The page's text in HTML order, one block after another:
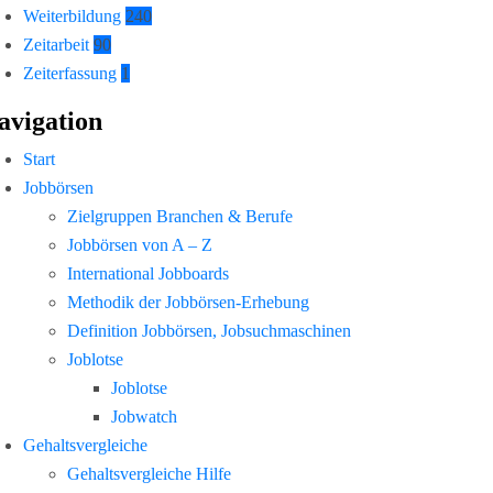
Weiterbildung 240
Zeitarbeit 90
Zeiterfassung 1
Start
Jobbörsen
Zielgruppen Branchen & Berufe
Jobbörsen von A – Z
International Jobboards
Methodik der Jobbörsen-Erhebung
Definition Jobbörsen, Jobsuchmaschinen
Joblotse
Joblotse
Jobwatch
Gehaltsvergleiche
Gehaltsvergleiche Hilfe